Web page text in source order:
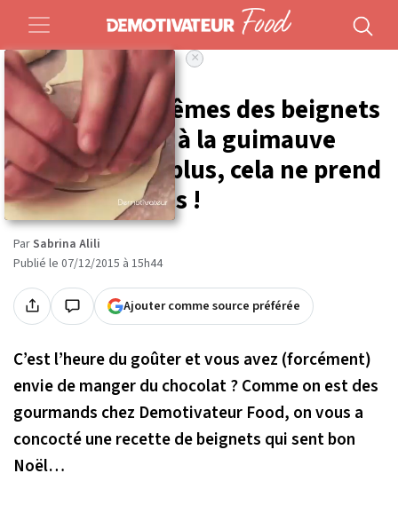
Accueil Food Recettes
Faites vous-mêmes des beignets
au chocolat et à la guimauve
délicieux ! En plus, cela ne prend
que 10 minutes !
ParSabrina Alili
Publié le 07/12/2015 à 15h44
Ajouter comme source préférée
×
C’est l’heure du goûter et vous avez (forcément)
envie de manger du chocolat ? Comme on est des
gourmands chez Demotivateur Food, on vous a
concocté une recette de beignets qui sent bon
Noël…